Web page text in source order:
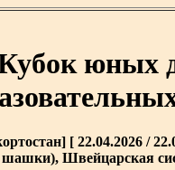
юных
[ 22.04.2026 /
Швейцарская